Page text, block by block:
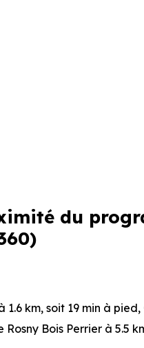
du
1.6 km, soit 19 min à pied,
Rosny Bois Perrier à 5.5